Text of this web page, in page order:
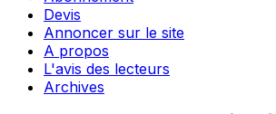
Devis
Annoncer sur le site
A propos
L'avis des lecteurs
Archives